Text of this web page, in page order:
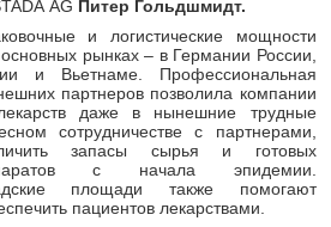
AG Питер Гольдшмидт.
и логистические мощности
рынках – в Германии России,
и Вьетнаме. Профессиональная
партнеров позволила компании
даже в нынешние трудные
сотрудничестве с партнерами,
запасы сырья и готовых
с начала эпидемии.
площади также помогают
пациентов лекарствами.